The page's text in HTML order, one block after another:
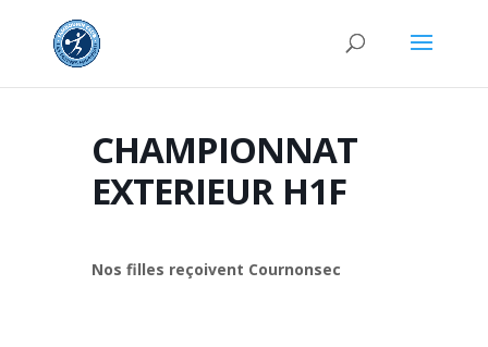
CHAMPIONNAT
EXTERIEUR H1F
Nos filles reçoivent Cournonsec